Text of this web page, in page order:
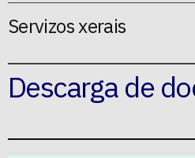
Servizos xerais
Descarga de